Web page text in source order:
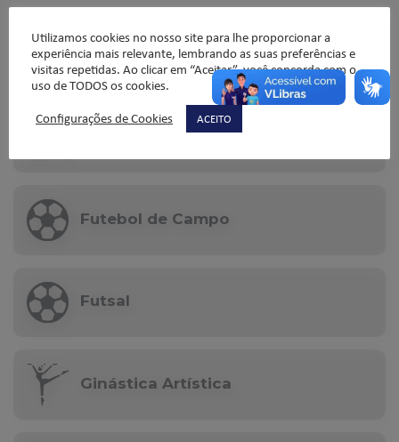
Basquete
Esportes de Aventura
Futebol de Campo
Futsal
Ginástica Artística
Utilizamos cookies no nosso site para lhe proporcionar a
experiência mais relevante, lembrando as suas preferências e
visitas repetidas. Ao clicar em “Aceitar”, você concorda com o
uso de TODOS os cookies.
Configurações de Cookies
ACEITO